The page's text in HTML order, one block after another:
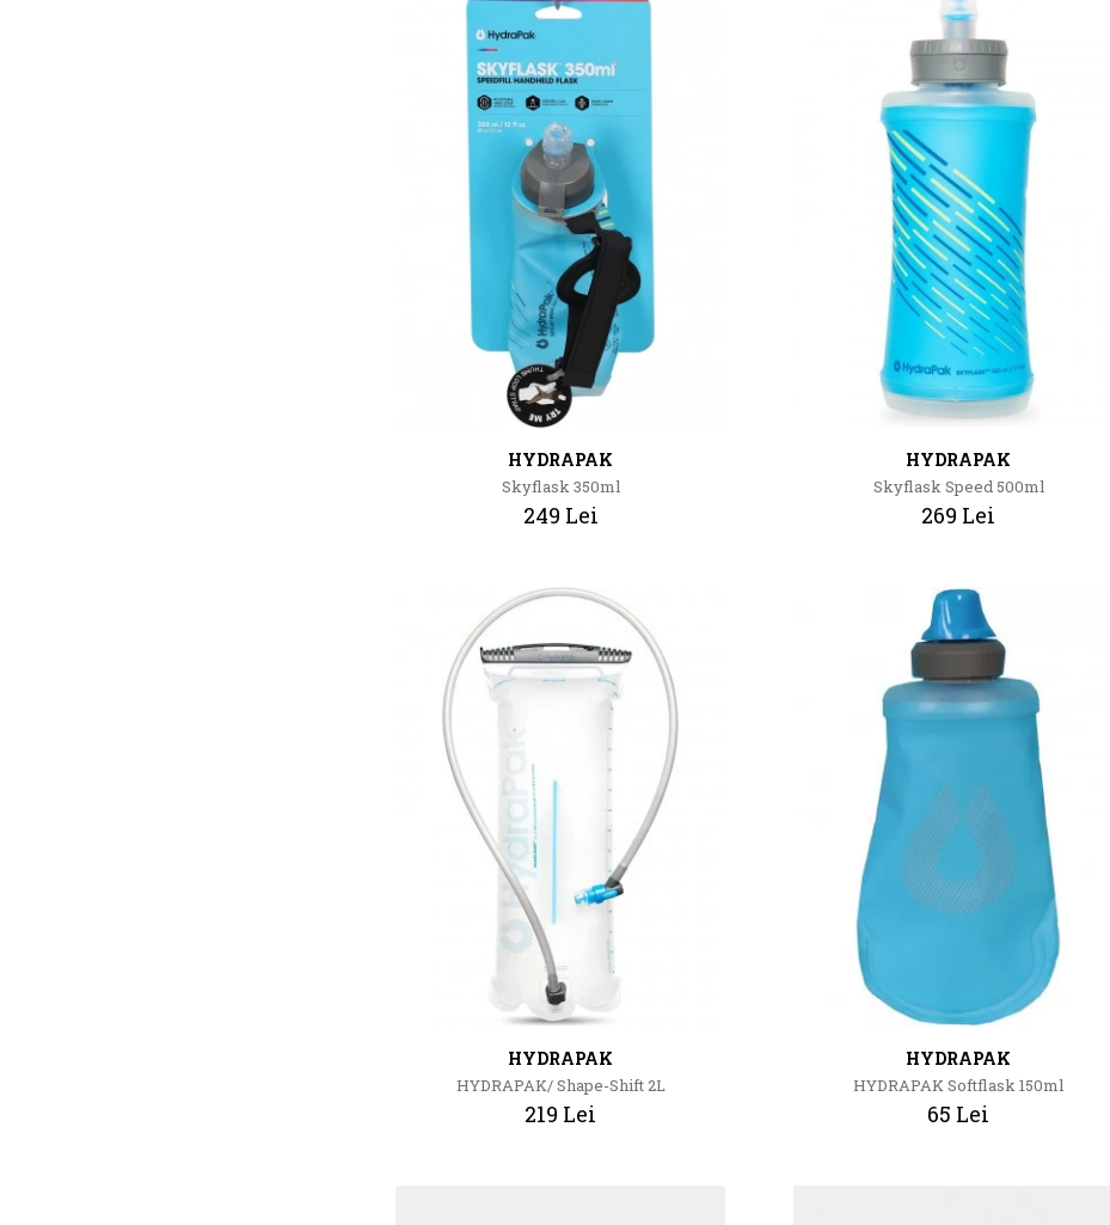
HYDRAPAK
Skyflask 350ml
249 Lei
HYDRAPAK
Skyflask Speed 500ml
269 Lei
HYDRAPAK
HYDRAPAK/ Shape-Shift 2L
219 Lei
HYDRAPAK
HYDRAPAK Softflask 150ml
65 Lei